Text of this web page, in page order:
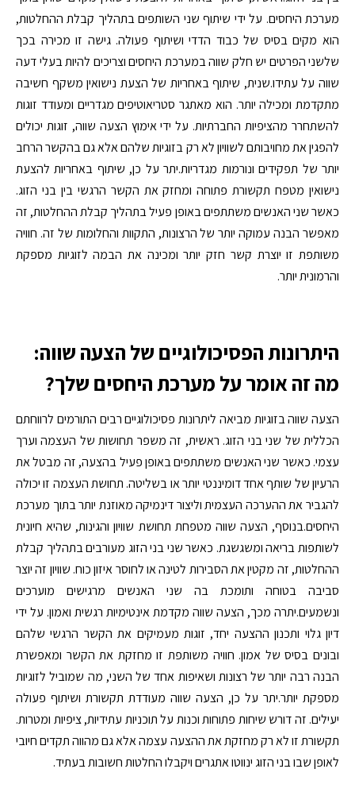
מערכת היחסים. על ידי שיתוף שני השותפים בתהליך קבלת ההחלטות,
הוא מקים בסיס של כבוד הדדי ושיתוף פעולה. גישה זו מכירה בכך
שלשני הפרטים יש חלק שווה במערכת היחסים וצריכים להיות בעלי דעה
שווה על עתידו.שנית, שיתוף באחריות של הצעת נישואין משקף חשיבה
מתקדמת ומכילה יותר. הוא מאתגר סטריאוטיפים מגדריים ומעודד זוגות
להשתחרר מהציפיות החברתיות. על ידי אימוץ הצעה שווה, זוגות יכולים
להפגין את מחויבותם לשוויון לא רק בזוגיות שלהם אלא גם בהקשר הרחב
יותר של תפקידים ונורמות מגדריות.יתר על כן, שיתוף באחריות להצעת
נישואין מטפח תקשורת פתוחה ומחזק את הקשר הרגשי בין בני הזוג.
כאשר שני האנשים משתתפים באופן פעיל בתהליך קבלת ההחלטות, זה
מאפשר הבנה עמוקה יותר של הרצונות, התקוות והחלומות של זה. חוויה
משותפת זו יוצרת קשר חזק יותר ומכינה את הבמה לזוגיות מספקת
והרמונית יותר.
היתרונות הפסיכולוגיים של הצעה שווה:
מה זה אומר על מערכת היחסים שלך?
הצעה שווה בזוגיות מביאה ליתרונות פסיכולוגיים רבים התורמים לרווחתם
הכללית של שני בני הזוג. ראשית, זה משפר תחושות של העצמה וערך
עצמי. כאשר שני האנשים משתתפים באופן פעיל בהצעה, זה מבטל את
הרעיון של שותף אחד דומיננטי יותר או בשליטה. תחושת העצמה זו יכולה
להגביר את ההערכה העצמית וליצור דינמיקה מאוזנת יותר בתוך מערכת
היחסים.בנוסף, הצעה שווה מטפחת תחושת שוויון והגינות, שהיא חיונית
לשותפות בריאה ומשגשגת. כאשר שני בני הזוג מעורבים בתהליך קבלת
ההחלטות, זה מקטין את הסבירות לטינה או לחוסר איזון כוח. שוויון זה יוצר
סביבה בטוחה ותומכת בה שני האנשים מרגישים מוערכים
ונשמעים.יתרה מכך, הצעה שווה מקדמת אינטימיות רגשית ואמון. על ידי
דיון גלוי ותכנון ההצעה יחד, זוגות מעמיקים את הקשר הרגשי שלהם
ובונים בסיס של אמון. חוויה משותפת זו מחזקת את הקשר ומאפשרת
הבנה רבה יותר של רצונות ושאיפות אחד של השני, מה שמוביל לזוגיות
מספקת יותר.יתר על כן, הצעה שווה מעודדת תקשורת ושיתוף פעולה
יעילים. זה דורש שיחות פתוחות וכנות על תוכניות עתידיות, ציפיות ומטרות.
תקשורת זו לא רק מחזקת את ההצעה עצמה אלא גם מהווה תקדים חיובי
לאופן שבו בני הזוג ינווטו אתגרים ויקבלו החלטות חשובות בעתיד.